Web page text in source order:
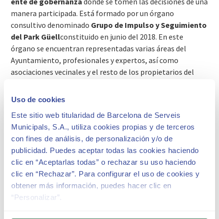
Uso de cookies
Este sitio web titularidad de Barcelona de Serveis
Municipals, S.A., utiliza cookies propias y de terceros
con fines de análisis, de personalización y/o de
publicidad. Puedes aceptar todas las cookies haciendo
clic en “Aceptarlas todas” o rechazar su uso haciendo
clic en “Rechazar”. Para configurar el uso de cookies y
obtener más información, puedes hacer clic en
“Personalizar”.
manera participada. Está formado por un órgano
consultivo denominado Grupo de Impulso y Seguimiento
del Park Güellconstituido en junio del 2018. En este
órgano se encuentran representadas varias áreas del
Ayuntamiento, profesionales y expertos, así como
asociaciones vecinales y el resto de los propietarios del
LA PROPUESTA ESTRATÉGICA
Medida de Gobierno Propuesta estratégica para el Park Güell
Propuesta estratégica del Park Güell 2017-2022
EL ENTE DE GESTIÓN DEL PARK GÜELL